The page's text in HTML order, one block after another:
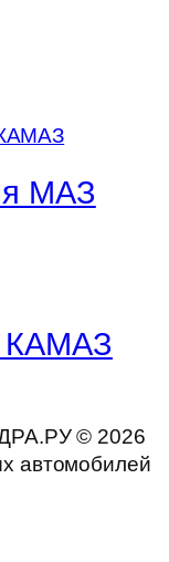
МАЗ
КАМАЗ
© 2026
автомобилей